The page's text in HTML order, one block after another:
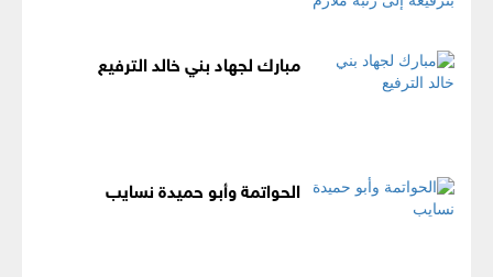
مبارك لجهاد بني خالد الترفيع
الحواتمة وأبو حميدة نسايب